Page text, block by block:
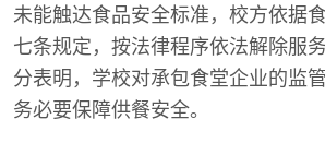
未能触达食品安全标准，校方依据
七条规定，按法律程序依法解除服
分表明，学校对承包食堂企业的监
务必要保障供餐安全。